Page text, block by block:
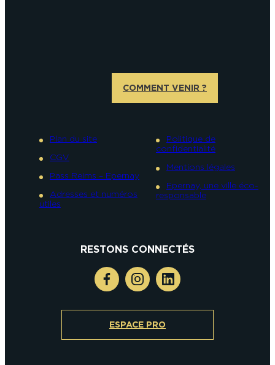
COMMENT VENIR ?
Plan du site
CGV
Pass Reims – Epernay
Adresses et numéros
utiles
Politique de
confidentialité
Mentions légales
Epernay, une ville éco-
responsable
RESTONS CONNECTÉS
ESPACE PRO